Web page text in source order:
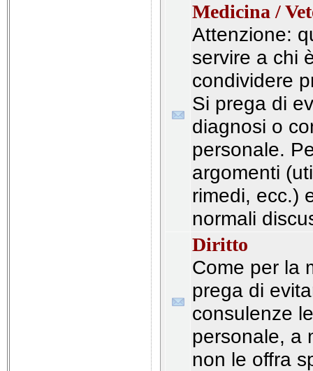
Medicina /
Attenzione:
servire a chi
condividere
Si prega di
diagnosi o
personale.
argomenti
rimedi, ecc.)
normali
Diritto
Come per la
prega di
consulenze
personale, a
non le offra